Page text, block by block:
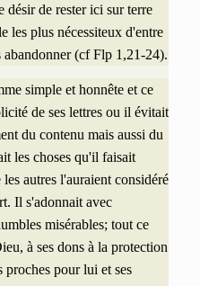
désir de rester ici sur terre
les plus nécessiteux d'entre
(cf Flp 1,21-24).
simple et honnête et ce
de ses lettres ou il évitait
du contenu mais aussi du
les choses qu'il faisait
autres l'auraient considéré
Il s'adonnait avec
misérables; tout ce
à ses dons à la protection
proches pour lui et ses